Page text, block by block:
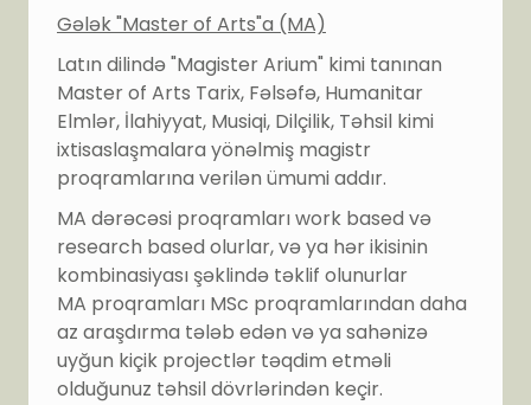
Gələk "Master of Arts"a (MA)
Latın dilində "Magister Arium" kimi tanınan
Master of Arts Tarix, Fəlsəfə, Humanitar
Elmlər, İlahiyyat, Musiqi, Dilçilik, Təhsil kimi
ixtisaslaşmalara yönəlmiş magistr
proqramlarına verilən ümumi addır.
MA dərəcəsi proqramları work based və
research based olurlar, və ya hər ikisinin
kombinasiyası şəklində təklif olunurlar
MA proqramları MSc proqramlarından daha
az araşdırma tələb edən və ya sahənizə
uyğun kiçik projectlər təqdim etməli
olduğunuz təhsil dövrlərindən keçir.